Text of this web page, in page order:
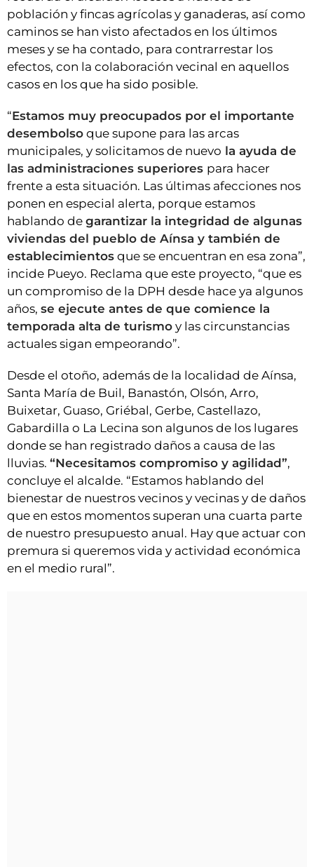
población y fincas agrícolas y ganaderas, así como
caminos se han visto afectados en los últimos
meses y se ha contado, para contrarrestar los
efectos, con la colaboración vecinal en aquellos
casos en los que ha sido posible.
“Estamos muy preocupados por el importante
desembolso que supone para las arcas
municipales, y solicitamos de nuevo la ayuda de
las administraciones superiores para hacer
frente a esta situación. Las últimas afecciones nos
ponen en especial alerta, porque estamos
hablando de garantizar la integridad de algunas
viviendas del pueblo de Aínsa y también de
establecimientos que se encuentran en esa zona”,
incide Pueyo. Reclama que este proyecto, “que es
un compromiso de la DPH desde hace ya algunos
años, se ejecute antes de que comience la
temporada alta de turismo y las circunstancias
actuales sigan empeorando”.
Desde el otoño, además de la localidad de Aínsa,
Santa María de Buil, Banastón, Olsón, Arro,
Buixetar, Guaso, Griébal, Gerbe, Castellazo,
Gabardilla o La Lecina son algunos de los lugares
donde se han registrado daños a causa de las
lluvias. “Necesitamos compromiso y agilidad”,
concluye el alcalde. “Estamos hablando del
bienestar de nuestros vecinos y vecinas y de daños
que en estos momentos superan una cuarta parte
de nuestro presupuesto anual. Hay que actuar con
premura si queremos vida y actividad económica
en el medio rural”.